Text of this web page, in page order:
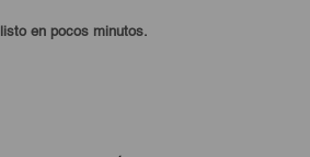
en pocos minutos.